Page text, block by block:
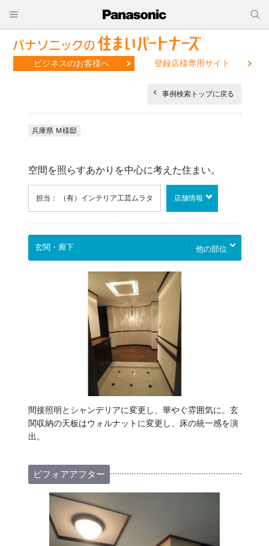
ビジネスのお客様へ 登録店様専用サイト
事例検索トップに戻る
兵庫県 Ｍ様邸
空間を照らすあかりを中心に考えた住まい。
担当： （有）インテリア工芸ムラタ 店舗情報
他の部位
間接照明とシャンデリアに変更し、華やぐ雰囲気に。玄
関収納の天板はウォルナットに変更し、床の統一感を演
出。
ビフォアアフター